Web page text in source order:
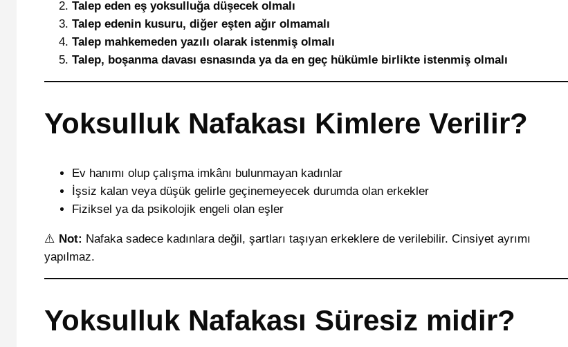
Talep eden eş yoksulluğa düşecek olmalı
Talep edenin kusuru, diğer eşten ağır olmamalı
Talep mahkemeden yazılı olarak istenmiş olmalı
Talep, boşanma davası esnasında ya da en geç hükümle birlikte istenmiş olmalı
Yoksulluk Nafakası Kimlere Verilir?
Ev hanımı olup çalışma imkânı bulunmayan kadınlar
İşsiz kalan veya düşük gelirle geçinemeyecek durumda olan erkekler
Fiziksel ya da psikolojik engeli olan eşler
⚠️ Not: Nafaka sadece kadınlara değil, şartları taşıyan erkeklere de verilebilir. Cinsiyet ayrımı
yapılmaz.
Yoksulluk Nafakası Süresiz midir?